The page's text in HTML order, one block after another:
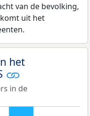
van de bevolking,
uit het
het
in de